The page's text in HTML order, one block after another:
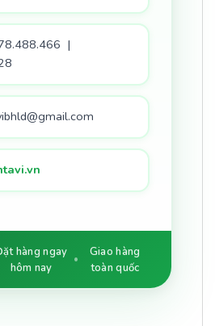
|
hàng ngay
hôm nay
Giao hàng
toàn quốc